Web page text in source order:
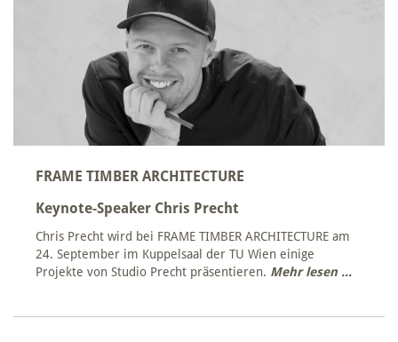
FRAME TIMBER ARCHITECTURE
Keynote-Speaker Chris Precht
Chris Precht wird bei FRAME TIMBER ARCHITECTURE am
24. September im Kuppelsaal der TU Wien einige
Projekte von Studio Precht präsentieren. Mehr lesen ...